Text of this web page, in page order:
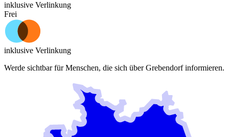
inklusive Verlinkung
Frei
inklusive Verlinkung
Werde sichtbar für Menschen, die sich überGrebendorfinformieren.